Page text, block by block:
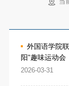
外国语学院
阳”趣味运动会
2026-03-31